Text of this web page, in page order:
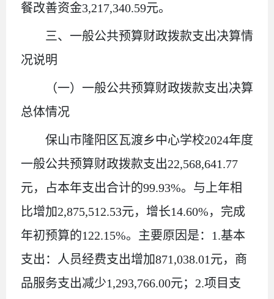
餐改善资金3,217,340.59元。
三、一般公共预算财政拨款支出决算情
况说明
（一）一般公共预算财政拨款支出决算
总体情况
保山市隆阳区瓦渡乡中心学校2024年度
一般公共预算财政拨款支出22,568,641.77
元，
占本年支出合计的99.93%。与上年相
比增加2,875,512.53元，增长14.60%， 完成
年初预算的122.15%。 主要原因是： 1.基本
支出：人员经费支出增加871,038.01元，商
品服务支出减少1,293,766.00元； 2.项目支